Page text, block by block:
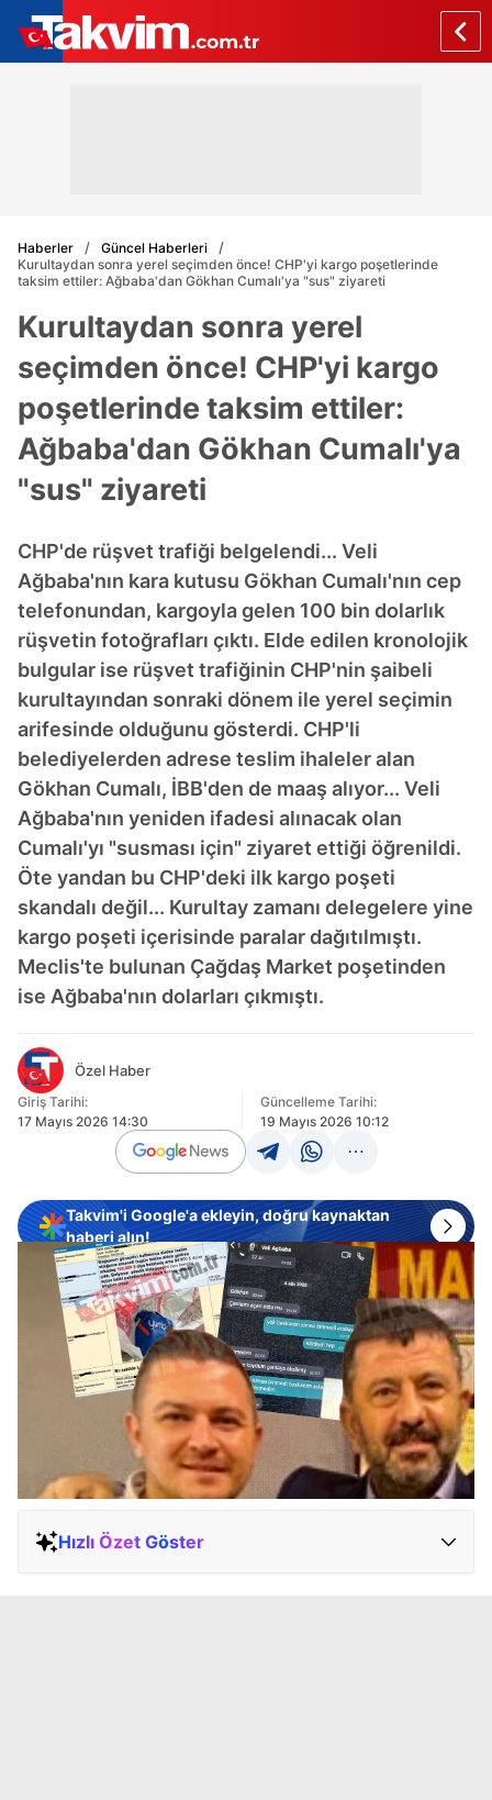
Haberler
Güncel Haberleri
Kurultaydan sonra yerel seçimden önce! CHP'yi kargo poşetlerinde
taksim ettiler: Ağbaba'dan Gökhan Cumalı'ya "sus" ziyareti
Kurultaydan sonra yerel
seçimden önce! CHP'yi kargo
poşetlerinde taksim ettiler:
Ağbaba'dan Gökhan Cumalı'ya
"sus" ziyareti
CHP'de rüşvet trafiği belgelendi... Veli
Ağbaba'nın kara kutusu Gökhan Cumalı'nın cep
telefonundan, kargoyla gelen 100 bin dolarlık
rüşvetin fotoğrafları çıktı. Elde edilen kronolojik
bulgular ise rüşvet trafiğinin CHP'nin şaibeli
kurultayından sonraki dönem ile yerel seçimin
arifesinde olduğunu gösterdi. CHP'li
belediyelerden adrese teslim ihaleler alan
Gökhan Cumalı, İBB'den de maaş alıyor... Veli
Ağbaba'nın yeniden ifadesi alınacak olan
Cumalı'yı "susması için" ziyaret ettiği öğrenildi.
Öte yandan bu CHP'deki ilk kargo poşeti
skandalı değil... Kurultay zamanı delegelere yine
kargo poşeti içerisinde paralar dağıtılmıştı.
Meclis'te bulunan Çağdaş Market poşetinden
ise Ağbaba'nın dolarları çıkmıştı.
Özel Haber
Giriş Tarihi:
17 Mayıs 2026 14:30
Güncelleme Tarihi:
19 Mayıs 2026 10:12
Takvim'i Google'a ekleyin, doğru kaynaktan
haberi alın!
Hızlı Özet Göster